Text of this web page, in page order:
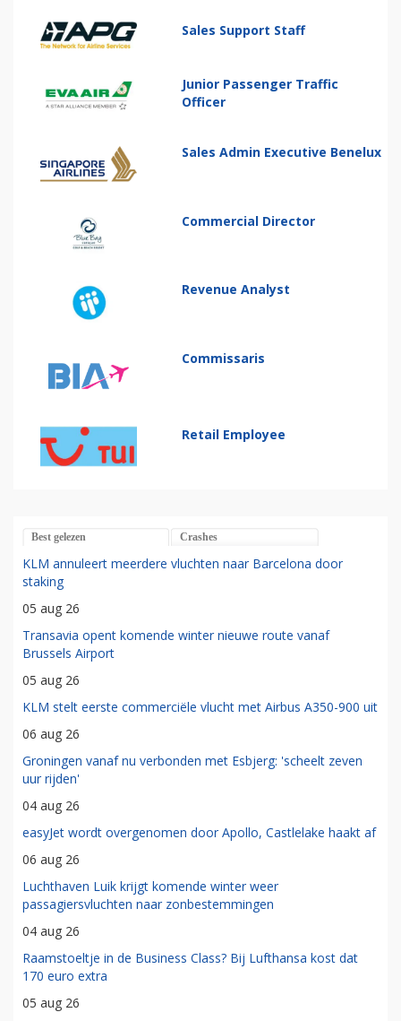
Sales Support Staff
Junior Passenger Traffic
Officer
Sales Admin Executive Benelux
Commercial Director
Revenue Analyst
Commissaris
Retail Employee
Best gelezen Crashes
KLM annuleert meerdere vluchten naar Barcelona door
staking
05 aug 26
Transavia opent komende winter nieuwe route vanaf
Brussels Airport
05 aug 26
KLM stelt eerste commerciële vlucht met Airbus A350-900 uit
06 aug 26
Groningen vanaf nu verbonden met Esbjerg: 'scheelt zeven
uur rijden'
04 aug 26
easyJet wordt overgenomen door Apollo, Castlelake haakt af
06 aug 26
Luchthaven Luik krijgt komende winter weer
passagiersvluchten naar zonbestemmingen
04 aug 26
Raamstoeltje in de Business Class? Bij Lufthansa kost dat
170 euro extra
05 aug 26